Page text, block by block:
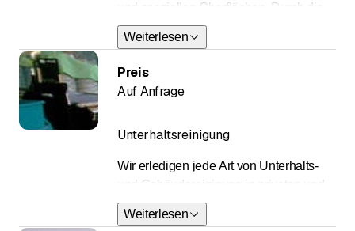
und speziellen Oberflächen. Durch die
Unterdruckreinigung werden die
Oberflächen ohne Chemie und ohne
Wasser schonend sauber.
Weiterlesen
Unterhaltsreinigung
Wir erledigen jede Art von Unterhalts-
und Gebäudereinigung in privaten und
öffentlichen Gebäuden,
dienstleistungsorientiert und mit viel
Weiterlesen
Preis
Auf Anfrage